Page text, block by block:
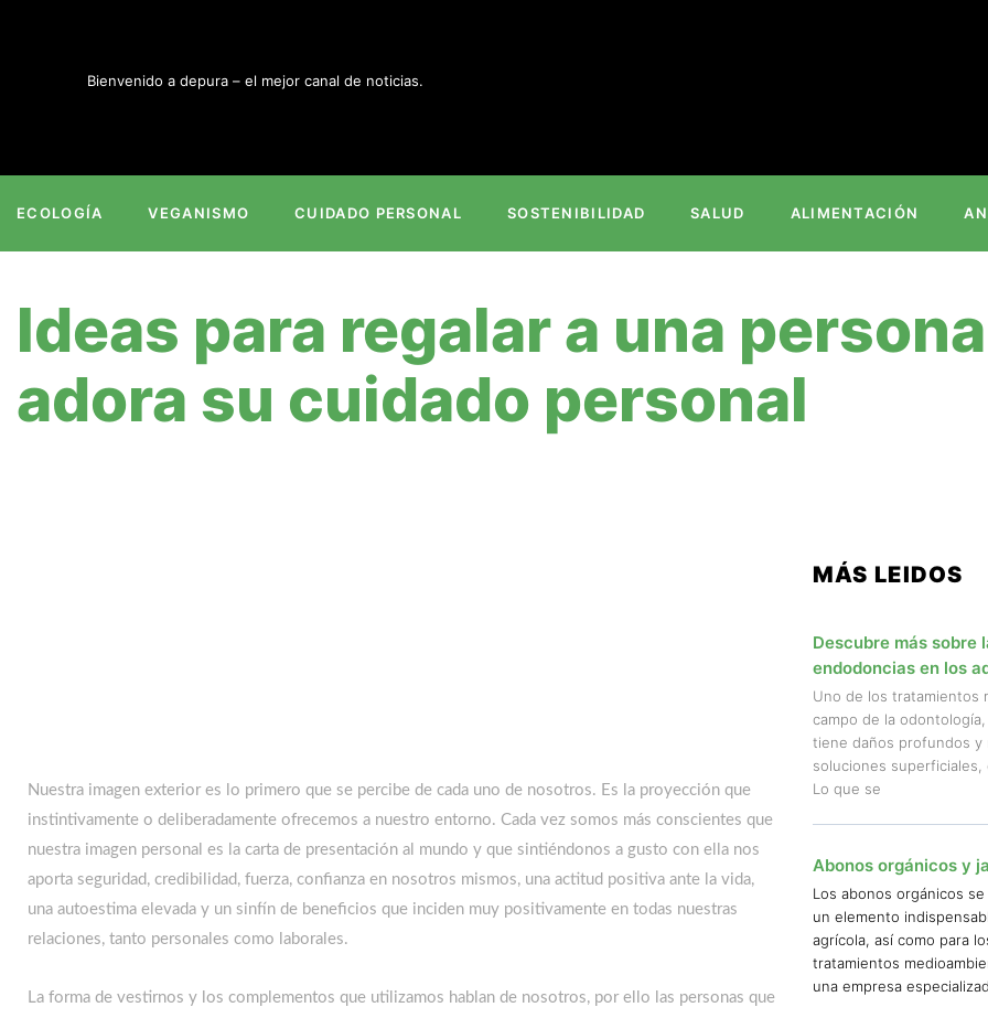
Bienvenido a depura – el mejor canal de noticias.
ECOLOGÍA VEGANISMO CUIDADO PERSONAL SOSTENIBILIDAD SALUD ALIMENTACIÓN
Ideas para regalar a una
adora su cuidado personal
Nuestra imagen exterior es lo primero que se percibe de cada uno de nosotros. Es la proyección que
instintivamente o deliberadamente ofrecemos a nuestro entorno. Cada vez somos más conscientes que
nuestra imagen personal es la carta de presentación al mundo y que sintiéndonos a gusto con ella nos
aporta seguridad, credibilidad, fuerza, confianza en nosotros mismos, una actitud positiva ante la vida,
una autoestima elevada y un sinfín de beneficios que inciden muy positivamente en todas nuestras
relaciones, tanto personales como laborales.
La forma de vestirnos y los complementos que utilizamos hablan de nosotros, por ello las personas que
MÁS LEIDOS
Descubre más sobre
endodoncias en los
Uno de los tratamientos
campo de la
tiene daños profundos y
soluciones superficiales,
Lo que se
Abonos orgánicos y
Los abonos orgánicos
un elemento
agrícola, así como para
tratamientos
una empresa